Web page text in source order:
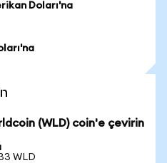
Doları'na
(WLD) coin'e çevirin
WLD